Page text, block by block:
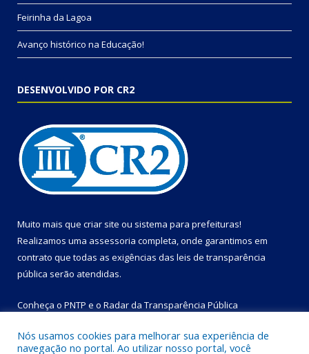
Feirinha da Lagoa
Avanço histórico na Educação!
DESENVOLVIDO POR CR2
Muito mais que criar site ou sistema para prefeituras!
Realizamos uma assessoria completa, onde garantimos em
contrato que todas as exigências das leis de transparência
pública serão atendidas.
Conheça o PNTP e o Radar da Transparência Pública
Nós usamos cookies para melhorar sua experiência de
navegação no portal. Ao utilizar nosso portal, você